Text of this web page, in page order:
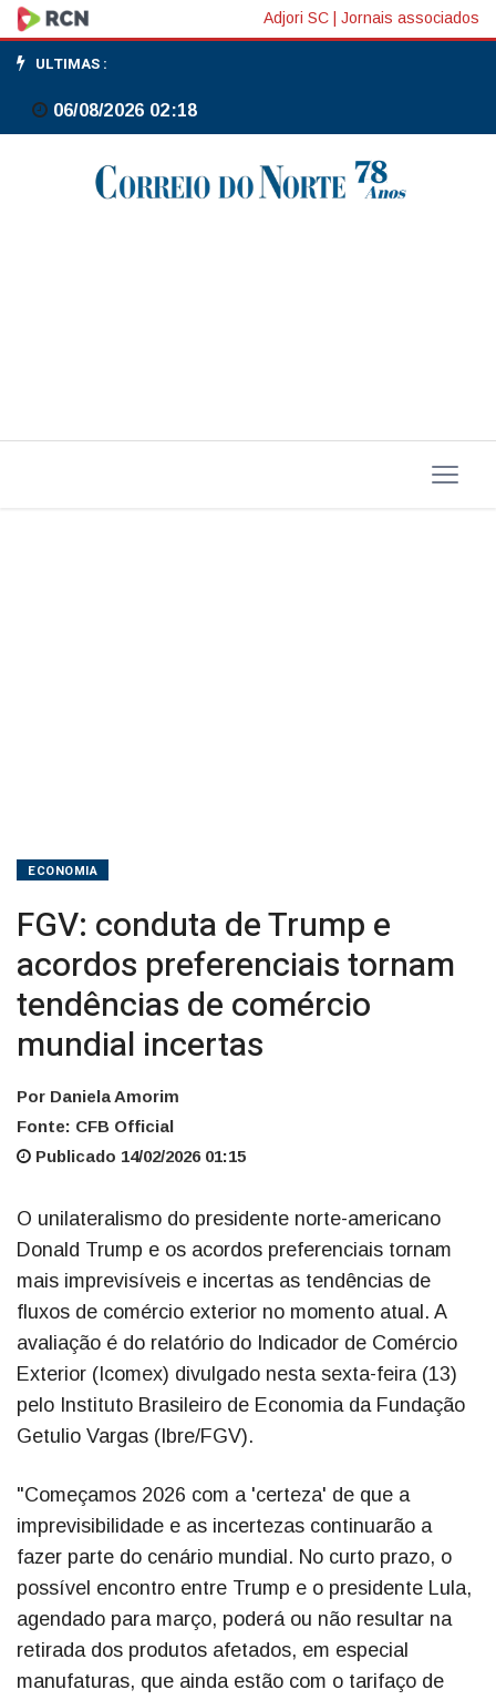
FGV:
conduta
de
Trump
de
Adjori SC Jornais associados
ULTIMAS :
06/08/2026 02:18
ECONOMIA
FGV: conduta de Trump e
acordos preferenciais tornam
tendências de comércio
mundial incertas
Por Daniela Amorim
Fonte: CFB Official
Publicado 14/02/2026 01:15
O unilateralismo do presidente norte-americano
Donald Trump e os acordos preferenciais tornam
mais imprevisíveis e incertas as tendências de
fluxos de comércio exterior no momento atual. A
avaliação é do relatório do Indicador de Comércio
Exterior (Icomex) divulgado nesta sexta-feira (13)
pelo Instituto Brasileiro de Economia da Fundação
Getulio Vargas (Ibre/FGV).
"Começamos 2026 com a 'certeza' de que a
imprevisibilidade e as incertezas continuarão a
fazer parte do cenário mundial. No curto prazo, o
possível encontro entre Trump e o presidente Lula,
agendado para março, poderá ou não resultar na
retirada dos produtos afetados, em especial
manufaturas, que ainda estão com o tarifaço de